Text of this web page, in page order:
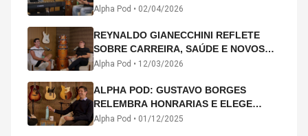
segue com o […]ÁLBUM INTERDIMENSIONAL E TURNÊ
Alpha Pod • 02/04/2026
REYNALDO GIANECCHINI REFLETE
SOBRE CARREIRA, SAÚDE E NOVOS
CAMINHOS ARTÍSTICOS NO ALPHA
Alpha Pod • 12/03/2026
ALPHA POD: GUSTAVO BORGES
RELEMBRA HONRARIAS E ELEGE
MICHAEL PHELPS O MAIOR ATLETA DA
Alpha Pod • 01/12/2025